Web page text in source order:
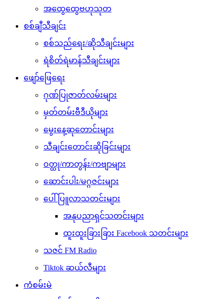
အထွေထွေဗဟုသုတ
စစ်ချီသီချင်း
စစ်သည်ရေး/ဆိုသီချင်းများ
ရဲစိတ်ရဲမာန်သီချင်းများ
ဖျော်ဖြေရေး
ဂုဏ်ပြုဇာတ်လမ်းများ
မှတ်တမ်းဗီဒီယိုများ
မွေးနေ့ဆုတောင်းများ
သီချင်းတောင်းဆိုခြင်းများ
ဝတ္ထု/ကာတွန်း/ကဗျာများ
ဆောင်းပါး/မဂ္ဂဇင်းများ
ပေါ်ပြူလာသတင်းများ
အနုပညာရှင်သတင်းများ
ထူးထူးခြားခြား Facebook သတင်းများ
သဇင် FM Radio
Tiktok ဆယ်လီများ
ကံစမ်းမဲ